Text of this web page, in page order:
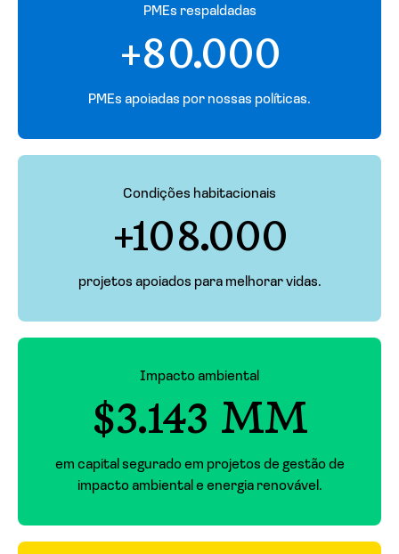
PMEs respaldadas
+80.000
PMEs apoiadas por nossas políticas.
Condições habitacionais
+108.000
projetos apoiados para melhorar vidas.
Impacto ambiental
$3.143 MM
em capital segurado em projetos de gestão de
impacto ambiental e energia renovável.